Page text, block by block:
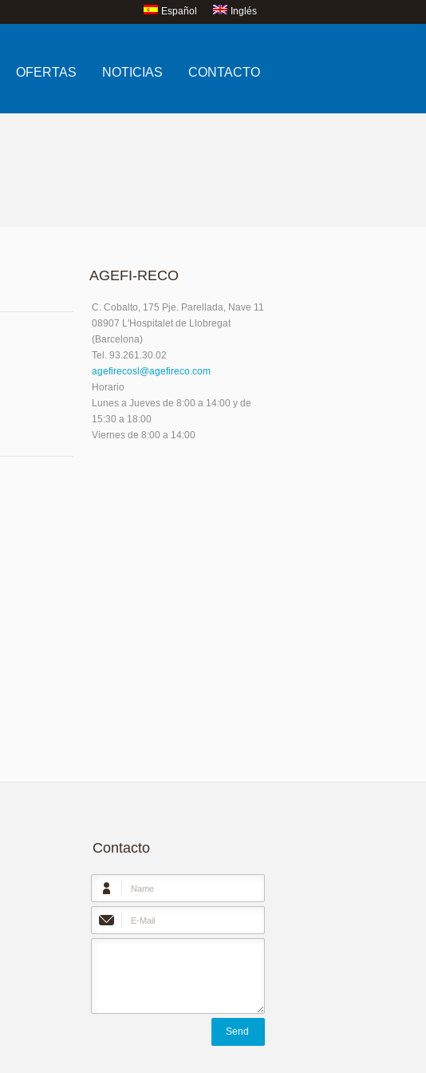
Español Inglés
OFERTAS NOTICIAS CONTACTO
AGEFI-RECO
C. Cobalto, 175 Pje. Parellada, Nave 11
08907 L'Hospitalet de Llobregat
(Barcelona)
Tel. 93.261.30.02
agefirecosl@agefireco.com
Horario
Lunes a Jueves de 8:00 a 14:00 y de
15:30 a 18:00
Viernes de 8:00 a 14:00
Contacto
Send